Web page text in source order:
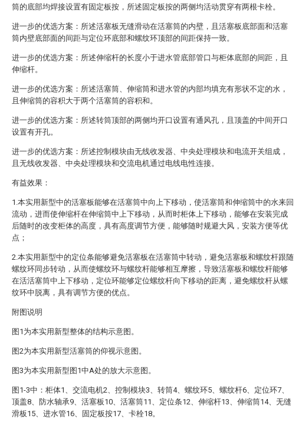
筒的底部均焊接设置有固定板按，所述固定板按的两侧均活动贯穿有两根卡栓。
进一步的优选方案：所述活塞板无缝滑动在活塞筒的内壁，且活塞板底部面和活塞
筒内壁底部面的间距与定位环底部和螺纹环顶部的间距保持一致。
进一步的优选方案：所述伸缩杆的长度小于进水管底部管口与柜体底部的间距，且
伸缩杆。
进一步的优选方案：所述活塞筒、伸缩筒和进水管的内部均填充有形状不定的水，
且伸缩筒的容积大于两个活塞筒的容积和。
进一步的优选方案：所述转筒顶部的两侧均开口设置有通风孔，且顶盖的中间开口
设置有开孔。
进一步的优选方案：所述控制模块由无线收发器、中央处理模块和电流开关组成，
且无线收发器、中央处理模块和交流电机通过电线电性连接。
有益效果：
1.本实用新型中的活塞板能够在活塞筒中向上下移动，使活塞筒和伸缩筒中的水来回
流动，进而使伸缩杆在伸缩筒中上下移动，从而时柜体上下移动，能够在安装完成
后随时的改变柜体的高度，具有高度调节方便，能够随时规避大风，安装方便等优
点；
2.本实用新型中的定位条能够避免活塞板在活塞筒中转动，避免活塞板和螺纹杆跟随
螺纹环同步转动，从而使螺纹环与螺纹杆能够相互摩擦，导致活塞板和螺纹杆能够
在活活塞筒中上下移动，定位环能够定位螺纹杆向下移动的距离，避免螺纹杆从螺
纹环中脱离，具有调节方便的优点。
附图说明
图1为本实用新型整体的结构示意图。
图2为本实用新型活塞筒的仰视示意图。
图3为本实用新型图1中A处的放大示意图。
图1-3中：柜体1、交流电机2、控制模块3、转筒4、螺纹环5、螺纹杆6、定位环7、
顶盖8、防水轴承9、活塞板10、活塞筒11、定位条12、伸缩杆13、伸缩筒14、无缝
滑板15、进水管16、固定板按17、卡栓18。